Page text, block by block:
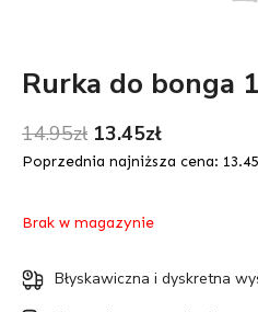
Rurka do bonga
14.95zł Pierwotna
cena
13.45złAktualna
cena
Poprzednia najniższa cena: 13.45
Brak w magazynie
Błyskawiczna i dyskretna